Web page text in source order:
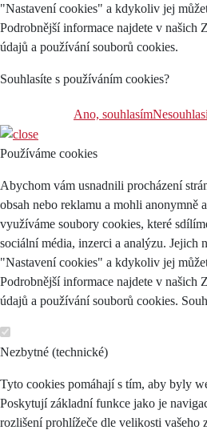
"Nastavení cookies" a kdykoliv jej
Podrobnější informace najdete v našich
údajů a používání souborů cookies.
Souhlasíte s používáním cookies?
Ano, souhlasím
Používáme cookies
Abychom vám usnadnili procházení
obsah nebo reklamu a mohli anonymně
využíváme soubory cookies, které
sociální média, inzerci a analýzu. Jejich
"Nastavení cookies" a kdykoliv jej
Podrobnější informace najdete v našich
údajů a používání souborů cookies.
Nezbytné (technické)
Tyto cookies pomáhají s tím, aby byly
Poskytují základní funkce jako je
rozlišení prohlížeče dle velikosti vašeho